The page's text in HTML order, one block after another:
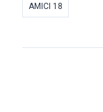
AMICI 18